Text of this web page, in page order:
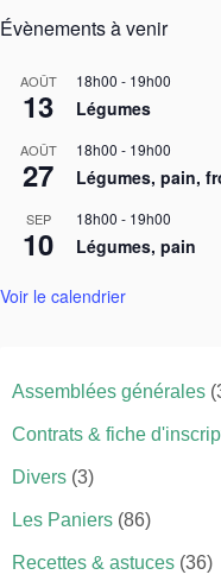
Évènements à venir
AOÛT
13
18h00 - 19h00
Légumes
AOÛT
27
18h00 - 19h00
Légumes, pain,
SEP
10
18h00 - 19h00
Légumes, pain
Voir le calendrier
Assemblées générales
Contrats & fiche
Divers (3)
Les Paniers (86)
Recettes & astuces (36)